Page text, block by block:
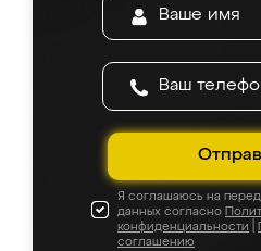
Я соглашаюсь на
данных согласно
конфиденциальности
соглашению